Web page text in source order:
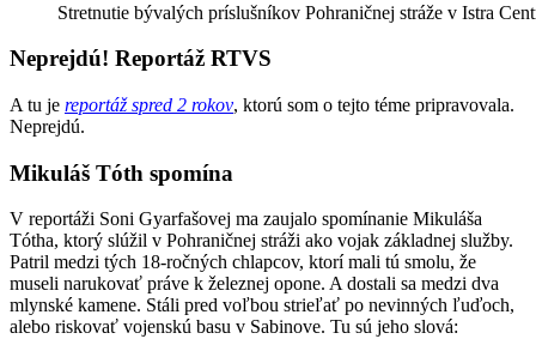
Stretnutie bývalých príslušníkov Pohraničnej stráže v Istra
Neprejdú! Reportáž RTVS
A tu je reportáž spred 2 rokov, ktorú som o tejto téme pripravovala.
Neprejdú.
Mikuláš Tóth spomína
V reportáži Soni Gyarfašovej ma zaujalo spomínanie Mikuláša
Tótha, ktorý slúžil v Pohraničnej stráži ako vojak základnej služby.
Patril medzi tých 18-ročných chlapcov, ktorí mali tú smolu, že
museli narukovať práve k železnej opone. A dostali sa medzi dva
mlynské kamene. Stáli pred voľbou strieľať po nevinných ľuďoch,
alebo riskovať vojenskú basu v Sabinove. Tu sú jeho slová: